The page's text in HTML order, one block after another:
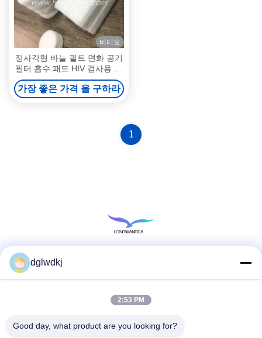
비디오
정사각형 바늘 필트 면화 공기
필터 흡수 패드 HIV 검사용 데
이터 시트 CPAP
가장 좋은 가격 을 구하라
1
빠른 연락
dglwdkj
2:53 PM
Good day, what product are you looking for?